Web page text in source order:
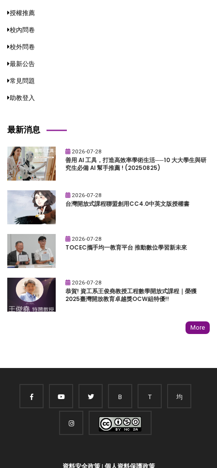
授權推薦
校內問卷
校外問卷
最新公告
常見問題
助教登入
最新消息
2026-07-28
善用 AI 工具，打造高效率學術生活──10 大大學生與研
究生必備 AI 幫手推薦 ! (20250825)
2026-07-28
台灣開放式課程聯盟創用CC4.0中英文版授權書
2026-07-28
TOCEC攜手均一教育平台 推動數位學習新未來
2026-07-28
恭賀! 資工系王俊堯教授工程數學開放式課程｜榮獲
2025臺灣開放教育卓越獎OCW組特優!!
More
B T 均
資料安全政策| 個人資料保護政策